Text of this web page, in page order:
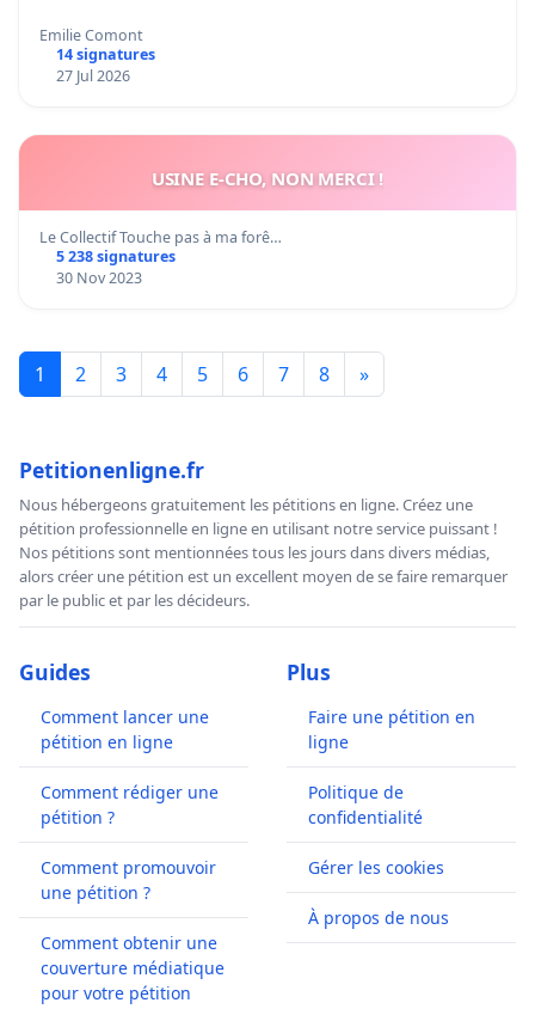
Emilie Comont
14 signatures
27 Jul 2026
USINE E-CHO, NON MERCI !
Le Collectif Touche pas à ma forê…
5 238 signatures
30 Nov 2023
1 2 3 4 5 6 7 8 »
Petitionenligne.fr
Nous hébergeons gratuitement les pétitions en ligne. Créez une
pétition professionnelle en ligne en utilisant notre service puissant !
Nos pétitions sont mentionnées tous les jours dans divers médias,
alors créer une pétition est un excellent moyen de se faire remarquer
par le public et par les décideurs.
Guides
Comment lancer une
pétition en ligne
Comment rédiger une
pétition ?
Comment promouvoir
une pétition ?
Comment obtenir une
couverture médiatique
pour votre pétition
Plus
Faire une pétition en
ligne
Politique de
confidentialité
Gérer les cookies
À propos de nous